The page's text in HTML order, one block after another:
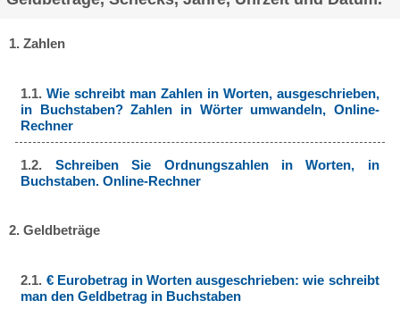
1. Zahlen
1.1.Wie schreibt man Zahlen in Worten, ausgeschrieben,
in Buchstaben? Zahlen in Wörter umwandeln, Online-
Rechner
1.2. Schreiben Sie Ordnungszahlen in Worten, in
Buchstaben. Online-Rechner
2. Geldbeträge
2.1. € Eurobetrag in Worten ausgeschrieben: wie schreibt
man den Geldbetrag in Buchstaben